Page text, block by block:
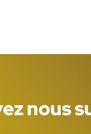
nous